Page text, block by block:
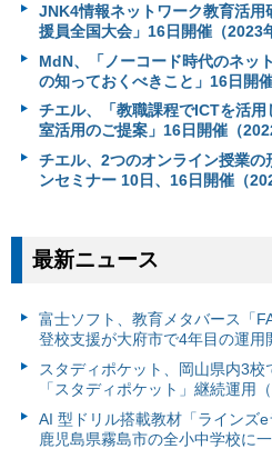
JNK4情報ネットワーク教育活用
援員全国大会」16日開催（2023
MdN、「ノーコード時代のネッ
の知っておくべきこと」16日開
チエル、「教職課程でICTを活
室活用のご提案」16日開催（
チエル、2つのオンライン授業の
ンセミナー 10日、16日開催（
最新ニュース
富⼠ソフト、教育メタバース「
登校支援が大府市で4年目の運用
スタディポケット、岡山県内3校
「スタディポケット」継続運用
AI 型ドリル搭載教材「ラインズe
鹿児島県霧島市の全小中学校に